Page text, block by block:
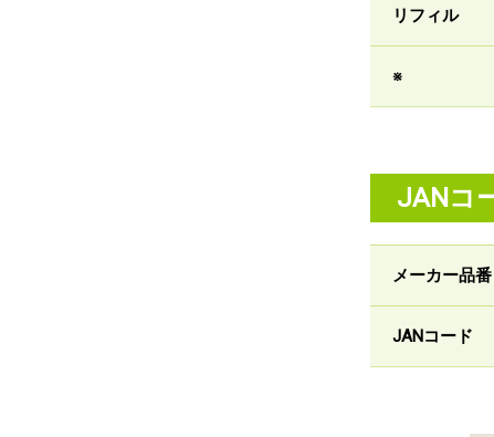
リフィル
※
JANコ
メーカー品番
JANコード